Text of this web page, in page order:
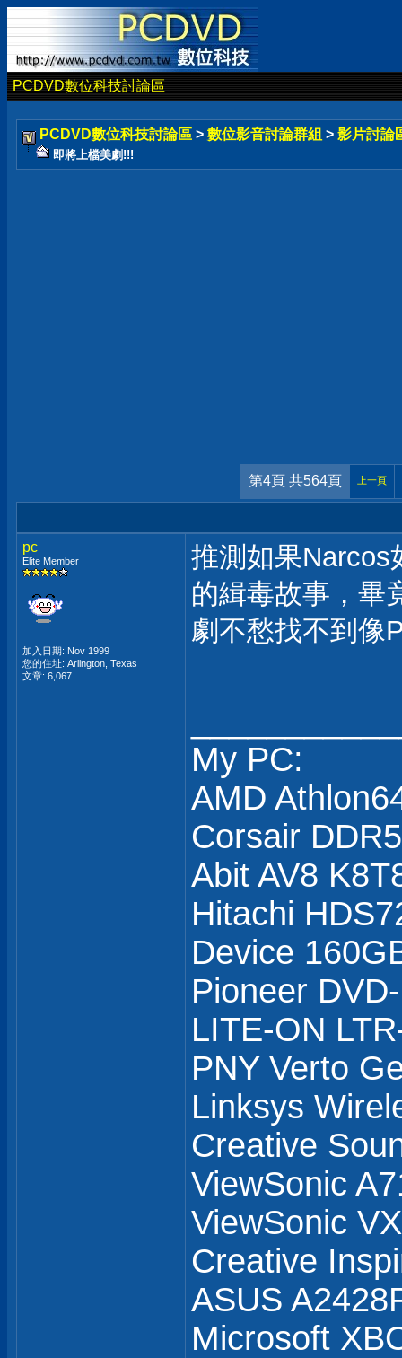
PCDVD數位科技討論區
PCDVD數位科技討論區 > 數位影音討論群組 > 影片討論
即將上檔美劇!!!
第4頁 共564頁 上一頁
pc
Elite Member
加入日期: Nov 1999
您的住址: Arlington, Texas
文章: 6,067
推測如果Narcos
的緝毒故事，畢
劇不愁找不到像
My PC:
AMD
Corsair
Abit AV8
Hitachi
Device
Pioneer
LITE-ON
PNY Verto
Linksys
Creative
ViewSonic
ViewSonic
Creative
ASUS
Microsoft